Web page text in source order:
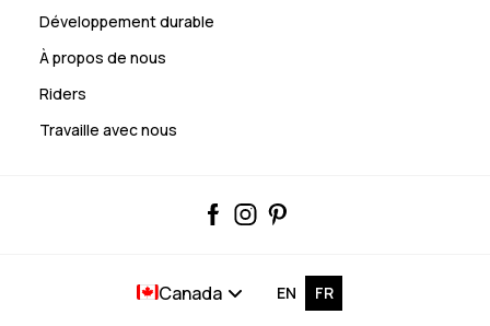
Développement durable
À propos de nous
Riders
Travaille avec nous
EN FR
Canada